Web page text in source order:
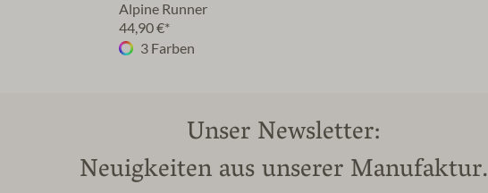
Alpine Runner
44,90 €*
3 Farben
Unser Newsletter:
Neuigkeiten aus unserer Manufaktur.